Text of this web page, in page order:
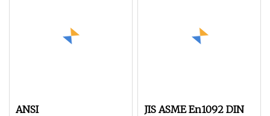
ANSI
JIS ASME En1092 DIN